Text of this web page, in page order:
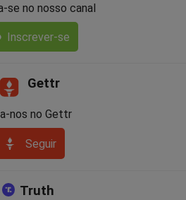
se no nosso canal
Inscrever-se
Gettr
nos no Gettr
Seguir
Truth